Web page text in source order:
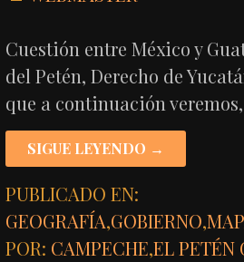
Cuestión entre México y
del Petén, Derecho de
que a continuación
SIGUE LEYENDO →
PUBLICADO EN:
GEOGRAFÍA,GOBIERNO,
POR: CAMPECHE,EL PETÉN